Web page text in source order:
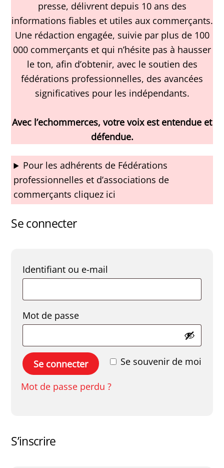
presse, délivrent depuis 10 ans des
informations fiables et utiles aux commerçants.
Une rédaction engagée, suivie par plus de 100
000 commerçants et qui n’hésite pas à hausser
le ton, afin d’obtenir, avec le soutien des
fédérations professionnelles, des avancées
significatives pour les indépendants.
Avec l’echommerces, votre voix est entendue et
défendue.
Pour les adhérents de Fédérations
professionnelles et d’associations de
commerçants cliquez ici
Se connecter
Identifiant ou e-mail
Mot de passe
Se souvenir de moi
Se connecter
Mot de passe perdu ?
S’inscrire